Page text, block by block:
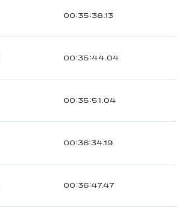
00:35:38.13
00:35:44.04
00:35:51.04
00:36:34.19
00:36:47.47